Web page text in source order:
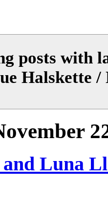
posts with
Halskette /
Luna